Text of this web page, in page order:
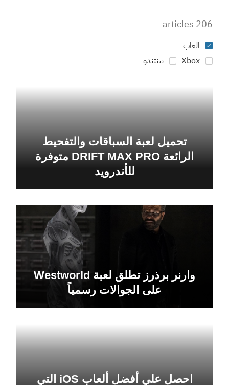
206 articles
العاب
Xbox
نينتندو
تحميل لعبة السباقات والتفحيط
الرائعة DRIFT MAX PRO متوفرة
للأندرويد
وارنر برذرز تطلق لعبة Westworld
على الجوالات رسمياً
احصل علي أفضل ألعاب iOS التي